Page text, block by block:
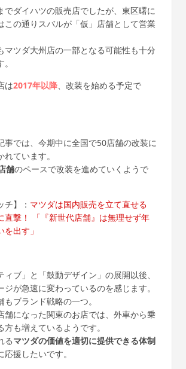
でダイハツの販売店でしたが、東区曙に
この通りスバルが「仮」店舗として営業
マツダ大州店の一部となる可能性も十分
は2017年以降、改装を始める予定で
事では、今期中に全国で50店舗の改装に
ています。
舗のペースで改装を進めていくようで
チ】： マツダは国内販売を立て直せる
直撃！ 「『新世代店舗』は無理せず年
出す」
ィブ」と「鼓動デザイン」の展開以後、
ジが急速に変わっているのを感じます。
ブランド戦略の一つ。
舗になった関東のお店では、外車から乗
方も増えているようです。
るマツダの価値を適切に提供できる体制
援したいです。